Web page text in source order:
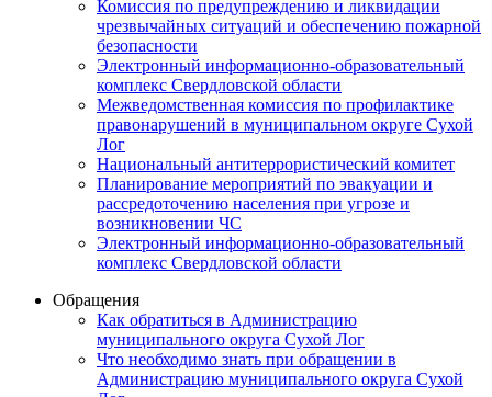
Комиссия по предупреждению и ликвидации
чрезвычайных ситуаций и обеспечению пожарной
безопасности
Электронный информационно-образовательный
комплекс Cвердловской области
Межведомственная комиссия по профилактике
правонарушений в муниципальном округе Сухой
Лог
Национальный антитеррористический комитет
Планирование мероприятий по эвакуации и
рассредоточению населения при угрозе и
возникновении ЧС
Электронный информационно-образовательный
комплекс Свердловской области
Обращения
Как обратиться в Администрацию
муниципального округа Сухой Лог
Что необходимо знать при обращении в
Администрацию муниципального округа Сухой